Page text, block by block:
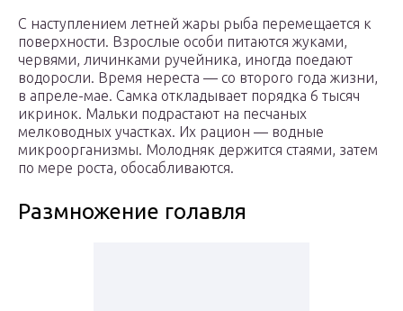
С наступлением летней жары рыба перемещается к
поверхности. Взрослые особи питаются жуками,
червями, личинками ручейника, иногда поедают
водоросли. Время нереста — со второго года жизни,
в апреле-мае. Самка откладывает порядка 6 тысяч
икринок. Мальки подрастают на песчаных
мелководных участках. Их рацион — водные
микроорганизмы. Молодняк держится стаями, затем
по мере роста, обосабливаются.
Размножение голавля